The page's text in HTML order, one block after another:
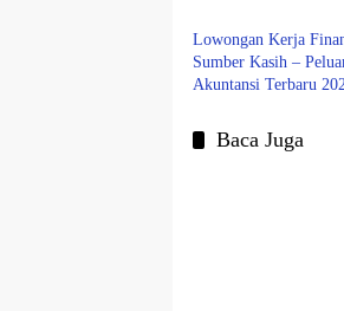
Lowongan Kerja
Sumber Kasih –
Akuntansi Terbaru
Baca Juga